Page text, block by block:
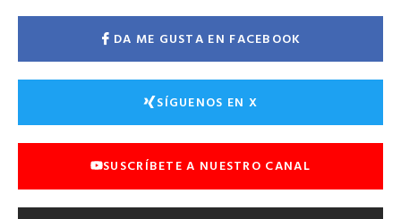
DA ME GUSTA EN FACEBOOK
SÍGUENOS EN X
SUSCRÍBETE A NUESTRO CANAL